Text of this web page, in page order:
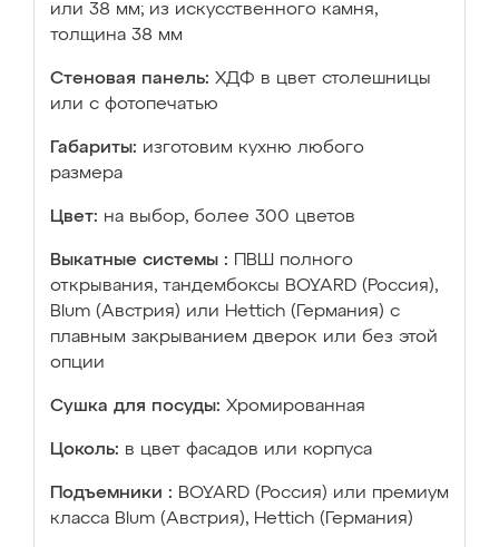
или 38 мм; из искусственного камня,
толщина 38 мм
Стеновая панель: ХДФ в цвет столешницы
или с фотопечатью
Габариты: изготовим кухню любого
размера
Цвет: на выбор, более 300 цветов
Выкатные системы :
ПВШ полного
открывания, тандембоксы BOYARD (Россия),
Blum (Австрия) или Hettich (Германия) с
плавным закрыванием дверок или без этой
опции
Сушка для посуды: Хромированная
Цоколь: в цвет фасадов или корпуса
Подъемники : BOYARD (Россия) или премиум
класса Blum (Австрия), Hettich (Германия)